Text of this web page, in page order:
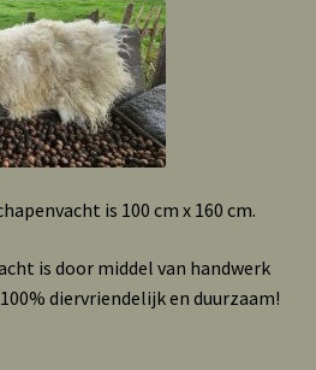
is 100 cm x 160 cm.
is door middel van handwerk
diervriendelijk en duurzaam!